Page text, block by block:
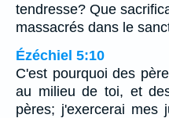
tendresse? Que
massacrés dans le
Ézéchiel 5:10
C'est pourquoi des
au milieu de toi, et
pères; j'exercerai mes